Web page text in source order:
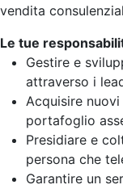
vendita
Le tue
Gestire e
attraverso i
Acquisire
portafoglio
Presidiare e
persona che
Garantire un